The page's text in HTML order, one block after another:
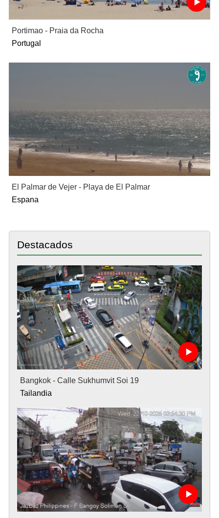
Portimao - Praia da Rocha
Portugal
El Palmar de Vejer - Playa de El Palmar
Espana
Destacados
Bangkok - Calle Sukhumvit Soi 19
Tailandia